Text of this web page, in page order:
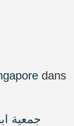
dans
جمعية